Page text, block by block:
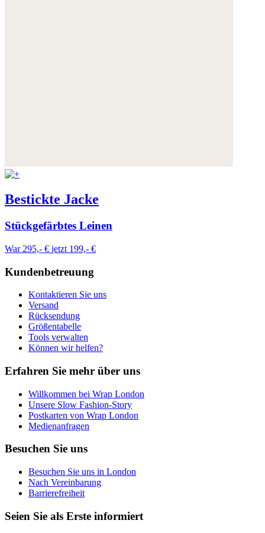
Bestickte Jacke
Stückgefärbtes Leinen
War 295,- € jetzt 199,- €
Kundenbetreuung
Kontaktieren Sie uns
Versand
Rücksendung
Größentabelle
Tools verwalten
Können wir helfen?
Erfahren Sie mehr über uns
Willkommen bei Wrap London
Unsere Slow Fashion-Story
Postkarten von Wrap London
Medienanfragen
Besuchen Sie uns
Besuchen Sie uns in London
Nach Vereinbarung
Barrierefreiheit
Seien Sie als Erste informiert